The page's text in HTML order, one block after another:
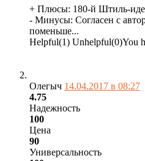
+ Плюсы: 180-й Штиль-
- Минусы: Согласен с
поменьше...
Helpful(1) Unhelpful(0)You
Олегыч 14.04.2017 в 08:27
4.75
Надежность
100
Цена
90
Универсальность